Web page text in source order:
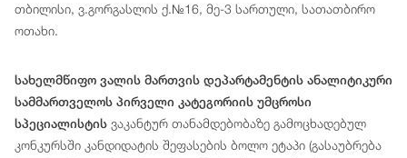
თბილისი, ვ.გორგასლის ქ.№16, მე-3 სართული, სათათბირო
ოთახი.
სახელმწიფო ვალის მართვის დეპარტამენტის ანალიტიკური
სამმართველოს პირველი კატეგორიის უმცროსი
სპეციალისტის ვაკანტურ თანამდებობაზე გამოცხადებულ
კონკურსში კანდიდატის შეფასების ბოლო ეტაპი (გასაუბრება